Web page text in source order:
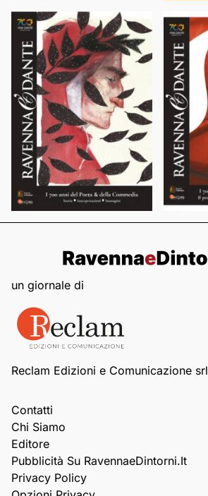
un giornale di
Reclam Edizioni e Comunicazione srl
Contatti
Chi Siamo
Editore
Pubblicità Su RavennaeDintorni.it
Privacy Policy